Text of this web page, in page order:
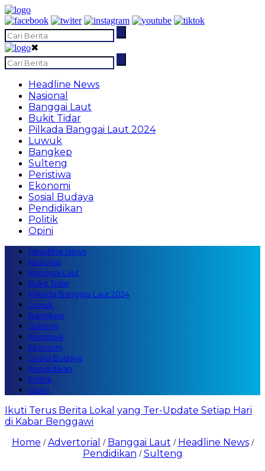
✖
Headline News
Nasional
Banggai Laut
Bukit Tidar
Pilkada Banggai Laut 2024
Luwuk
Bangkep
Sulteng
Peristiwa
Ekonomi
Sosial Budaya
Pendidikan
Politik
Opini
Headline News
Nasional
Banggai Laut
Bukit Tidar
Pilkada Banggai Laut 2024
Luwuk
Bangkep
Sulteng
Peristiwa
Ekonomi
Sosial Budaya
Pendidikan
Politik
Opini
Ikuti Terus Berita Lokal yang Ter-Update Setiap Hari
di Kabar Benggawi
Home /Advertorial / Banggai Laut / Headline News/
Pendidikan /Sulteng